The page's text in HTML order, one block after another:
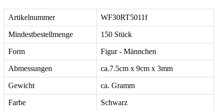
Artikelnummer WF30RT5011f
Mindestbestellmenge 150 Stück
Form Figur - Männchen
Abmessungen ca.7.5cm x 9cm x 3mm
Gewicht ca. Gramm
Farbe Schwarz